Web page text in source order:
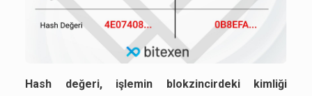
Hash değeri, işlemin blokzincirdeki kimliği